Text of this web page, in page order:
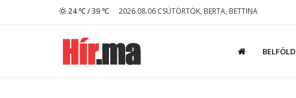
24 ℃ / 39 ℃ 2026.08.06 CSÜTÖRTÖK, BERTA, BETTINA
BELFÖLD